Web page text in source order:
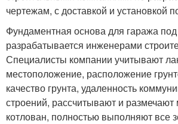
чертежам, с доставкой и установкой
Фундаментная основа для гаража
разрабатывается инженерами
Специалисты компании учитывают
местоположение, расположение
качество грунта, удаленность
строений, рассчитывают и размечают
котлован, полностью выполняют все